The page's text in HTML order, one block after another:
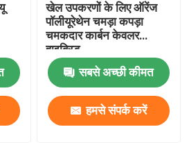
खेल उपकरणों के लिए ऑरेंज
पॉलीयूरेथेन चमड़ा कपड़ा
चमकदार कार्बन केवलर
हाइब्रिड
सबसे अच्छी कीमत
हमसे संपर्क करें